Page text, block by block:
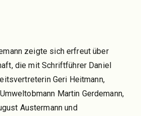
zeigte sich erfreut über
die mit Schriftführer Daniel
Geri Heitmann,
Martin Gerdemann,
Austermann und